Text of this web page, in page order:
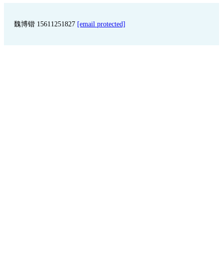
魏博锴 15611251827 [email protected]